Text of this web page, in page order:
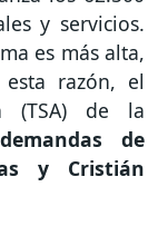
y servicios.
es más alta,
razón, el
(TSA) de la
de
y Cristián